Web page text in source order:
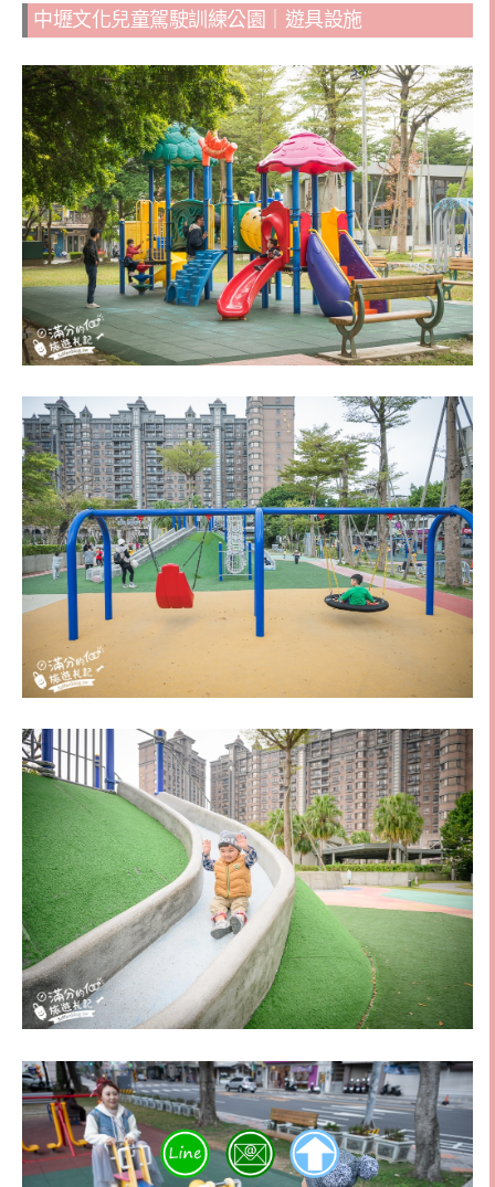
中壢文化兒童駕駛訓練公園｜遊具設施